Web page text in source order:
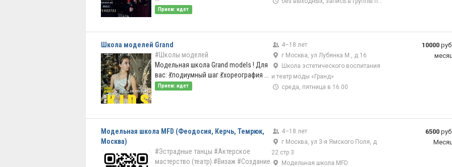
Прием: идет
Школа моделей Grand
#Школы моделей
Модельная школа Grand models ! Для
вас: 💃подиумный шаг 💃хореография ...
Прием: идет
4–18 лет
г Москва, ул Лубянка М., д 16
Школа эстетического воспитания
и театр моды «Гранд»
среда, пятница в 16.00
10000
Модельная школа MFD (Феодосия, Керчь, Темрюк,
Москва)
#Эстрадные танцы #Актерское
мастерство (театр) #Визаж #Создание
4–18 лет
г Москва, ул 3-я Ямского Поля, д
22 стр 3
Модельная школа MFD
6500